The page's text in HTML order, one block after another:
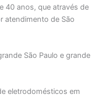
40 anos, que através de
atendimento de São
São Paulo e grande
eletrodomésticos em